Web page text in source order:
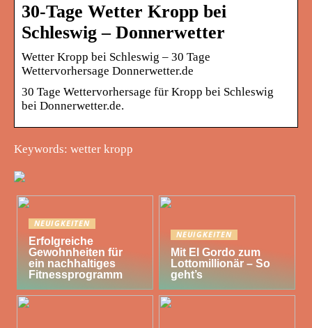
30-Tage Wetter Kropp bei
Schleswig – Donnerwetter
Wetter Kropp bei Schleswig – 30 Tage
Wettervorhersage Donnerwetter.de
30 Tage Wettervorhersage für Kropp bei Schleswig
bei Donnerwetter.de.
Keywords: wetter kropp
NEUIGKEITEN
Erfolgreiche
Gewohnheiten für
ein nachhaltiges
Fitnessprogramm
NEUIGKEITEN
Mit El Gordo zum
Lottomillionär – So
geht’s